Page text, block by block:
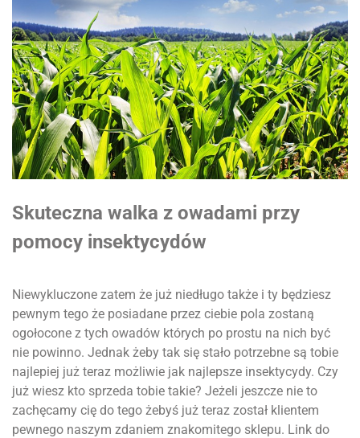
Skuteczna walka z owadami przy
pomocy insektycydów
Niewykluczone zatem że już niedługo także i ty będziesz
pewnym tego że posiadane przez ciebie pola zostaną
ogołocone z tych owadów których po prostu na nich być
nie powinno. Jednak żeby tak się stało potrzebne są tobie
najlepiej już teraz możliwie jak najlepsze insektycydy. Czy
już wiesz kto sprzeda tobie takie? Jeżeli jeszcze nie to
zachęcamy cię do tego żebyś już teraz został klientem
pewnego naszym zdaniem znakomitego sklepu. Link do